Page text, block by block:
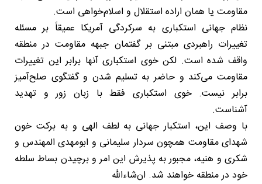
مقاومت یا همان اراده استقلال و اسلام‌خواهی است.
نظام جهانی استکباری به سرکردگی آمریکا عمیقاً بر مسئله
تغییرات راهبردی مبتنی بر گفتمان جبهه مقاومت در منطقه
واقف شده است. لکن خوی استکباری آنها برابر این تغییرات
مقاومت می‌کند و حاضر به تسلیم شدن و گفتگوی صلح‌آمیز
برابر نیست. خوی استکباری فقط با زبان زور و تهدید
آشناست.
با وصف این، استکبار جهانی به لطف الهی و به برکت خون
شهدای مقاومت همچون سردار سلیمانی و ابومهدی المهندس و
شکری و هنیه، مجبور به پذیرش این امر و برچیدن بساط سلطه
خود در منطقه خواهند شد. ان‌شاءالله